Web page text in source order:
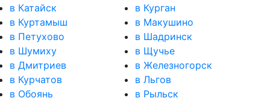
в Катайск
в Курган
в Куртамыш
в Макушино
в Петухово
в Шадринск
в Шумиху
в Щучье
в Дмитриев
в Железногорск
в Курчатов
в Льгов
в Обоянь
в Рыльск